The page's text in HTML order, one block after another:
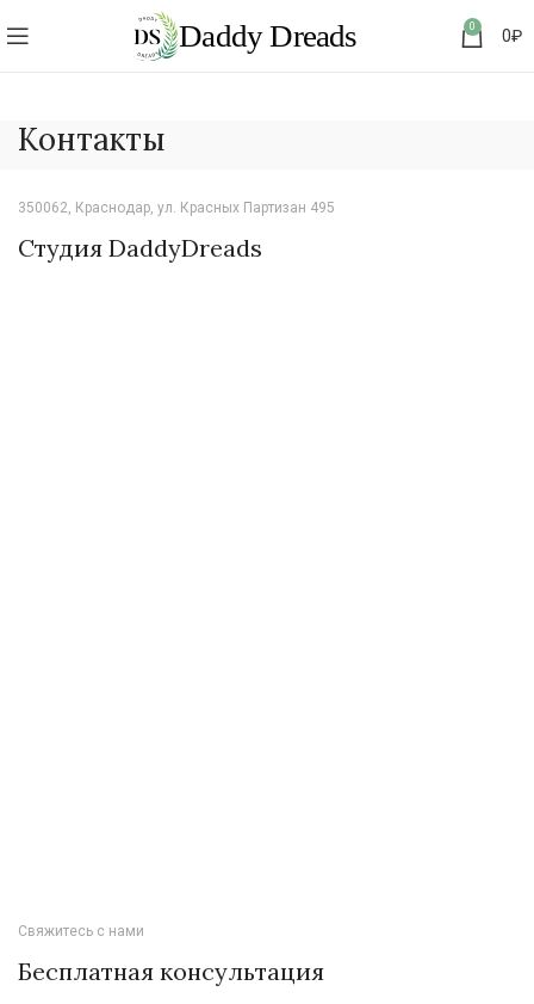
0 0₽
Контакты
350062, Краснодар, ул. Красных Партизан 495
Студия DaddyDreads
Свяжитесь с нами
Бесплатная консультация